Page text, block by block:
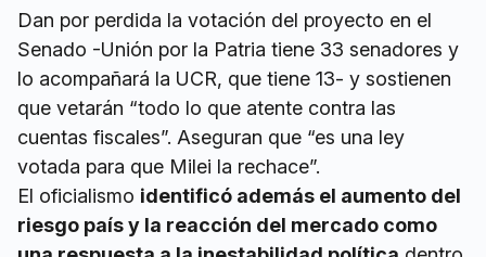
Dan por perdida la votación del proyecto en el
Senado -Unión por la Patria tiene 33 senadores y
lo acompañará la UCR, que tiene 13- y sostienen
que vetarán “todo lo que atente contra las
cuentas fiscales”. Aseguran que “es una ley
votada para que Milei la rechace”.
El oficialismo identificó además el aumento del
riesgo país y la reacción del mercado como